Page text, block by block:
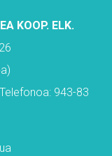
KOOP. ELK.
943-83